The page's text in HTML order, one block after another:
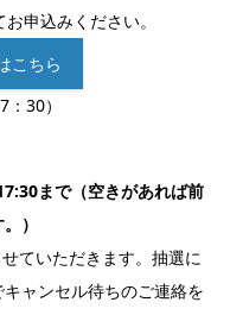
申込みください。
こちら
30）
まで（空きがあれば前
）
ていただきます。抽選に
ャンセル待ちのご連絡を